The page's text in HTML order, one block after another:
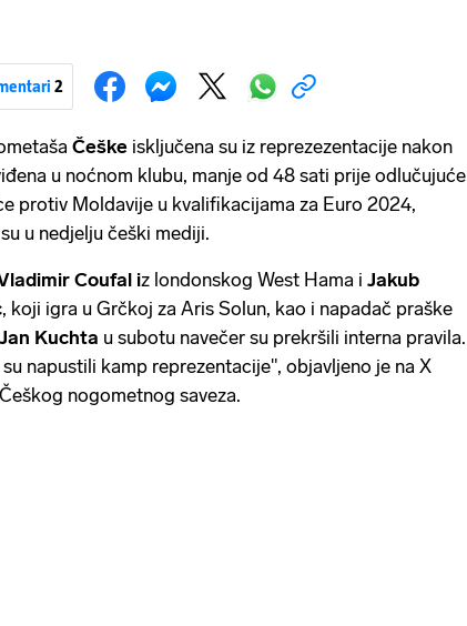
2
Češke isključena su iz reprezezentacije nakon
u noćnom klubu, manje od 48 sati prije odlučujuće
protiv Moldavije u kvalifikacijama za Euro 2024,
u nedjelju češki mediji.
Coufal iz londonskog West Hama i Jakub
, koji igra u Grčkoj za Aris Solun, kao i napadač praške
Jan Kuchta u subotu navečer su prekršili interna pravila.
napustili kamp reprezentacije", objavljeno je na X
nogometnog saveza.